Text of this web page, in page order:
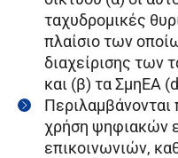
ταχυδρομικές
πλαίσιο των
διαχείρισης των
και (β) τα ΣμηΕΑ
Περιλαμβάνονται
χρήση ψηφιακών
επικοινωνιών,